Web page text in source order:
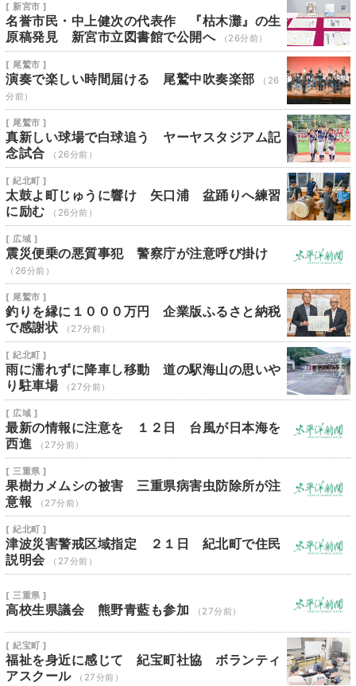
[ 新宮市 ]
名誉市民・中上健次の代表作 『枯木灘』の生
原稿発見 新宮市立図書館で公開へ
（26分前）
[ 尾鷲市 ]
演奏で楽しい時間届ける 尾鷲中吹奏楽部
（26
分前）
[ 尾鷲市 ]
真新しい球場で白球追う ヤーヤスタジアム記
念試合
（26分前）
[ 紀北町 ]
太鼓よ町じゅうに響け 矢口浦 盆踊りへ練習
に励む
（26分前）
[ 広域 ]
震災便乗の悪質事犯 警察庁が注意呼び掛け
（26分前）
[ 尾鷲市 ]
釣りを縁に１０００万円 企業版ふるさと納税
で感謝状
（27分前）
[ 紀北町 ]
雨に濡れずに降車し移動 道の駅海山の思いや
り駐車場
（27分前）
[ 広域 ]
最新の情報に注意を １２日 台風が日本海を
西進
（27分前）
[ 三重県 ]
果樹カメムシの被害 三重県病害虫防除所が注
意報
（27分前）
[ 紀北町 ]
津波災害警戒区域指定 ２１日 紀北町で住民
説明会
（27分前）
[ 三重県 ]
高校生県議会 熊野青藍も参加 （27分前）
[ 紀宝町 ]
福祉を身近に感じて 紀宝町社協 ボランティ
アスクール
（27分前）